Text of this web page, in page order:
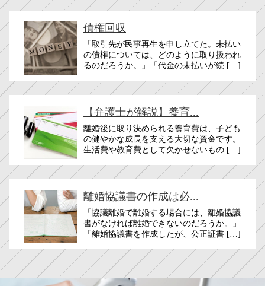
債権回収
「取引先が民事再生を申し立てた。未払い
の債権については、どのように取り扱われ
るのだろうか。」「代金の未払いが続 […]
【弁護士が解説】養育...
離婚後に取り決められる養育費は、子ども
の健やかな成長を支える大切な資金です。
生活費や教育費として欠かせないもの […]
離婚協議書の作成は必...
「協議離婚で離婚する場合には、離婚協議
書がなければ離婚できないのだろうか。」
「離婚協議書を作成したが、公正証書 […]